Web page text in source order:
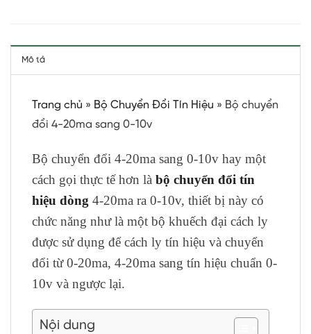
Mô tả
Trang chủ » Bộ Chuyển Đổi Tín Hiệu » Bộ chuyển
đổi 4-20ma sang 0-10v
Bộ chuyển đổi 4-20ma sang 0-10v hay một
cách gọi thực tế hơn là bộ chuyển đổi tín
hiệu dòng 4-20ma ra 0-10v, thiết bị này có
chức năng như là một bộ khuếch đại cách ly
được sử dụng để cách ly tín hiệu và chuyển
đổi từ 0-20ma, 4-20ma sang tín hiệu chuẩn 0-
10v và ngược lại.
Nội dung